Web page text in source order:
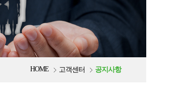
HOME 고객센터 공지사항